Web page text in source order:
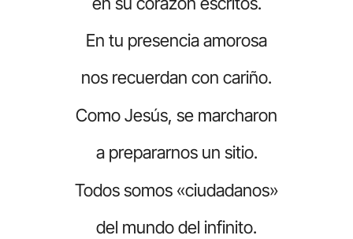
En tu presencia amorosa
nos recuerdan con cariño.
Como Jesús, se marcharon
a prepararnos un sitio.
Todos somos «ciudadanos»
del mundo del infinito.